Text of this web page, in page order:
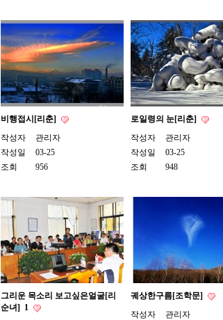
비행접시[리춘]
작성자
관리자
작성일
03-25
조회
956
로일령의 눈[리춘]
작성자
관리자
작성일
03-25
조회
948
그리운 목소리 보고싶은얼굴[리
순녀]
1
궤상한구름[조학문]
작성자
관리자